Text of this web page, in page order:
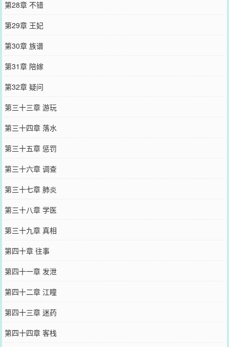
第28章 不错
第29章 王妃
第30章 族谱
第31章 陪嫁
第32章 疑问
第三十三章 游玩
第三十四章 落水
第三十五章 惩罚
第三十六章 调查
第三十七章 肺炎
第三十八章 学医
第三十九章 真相
第四十章 往事
第四十一章 发泄
第四十二章 江瞳
第四十三章 迷药
第四十四章 客栈